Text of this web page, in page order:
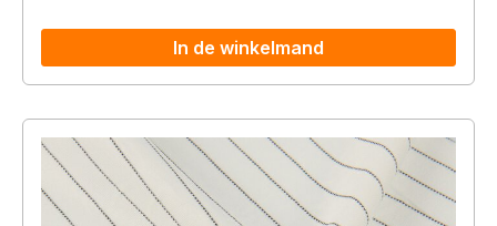
In de winkelmand